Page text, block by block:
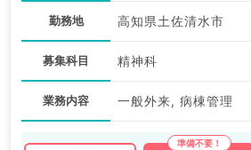
勤務地 高知県土佐清水市
募集科目 精神科
業務内容 一般外来, 病棟管理